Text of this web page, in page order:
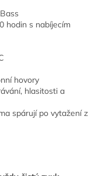
hodin s nabíjecím
hovory
hlasitosti a
spárují po vytažení z